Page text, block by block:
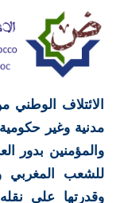
الائتلاف الوطني
مدنية وغير
والمؤمنين بدور
للشعب المغربي
وقدرتها على